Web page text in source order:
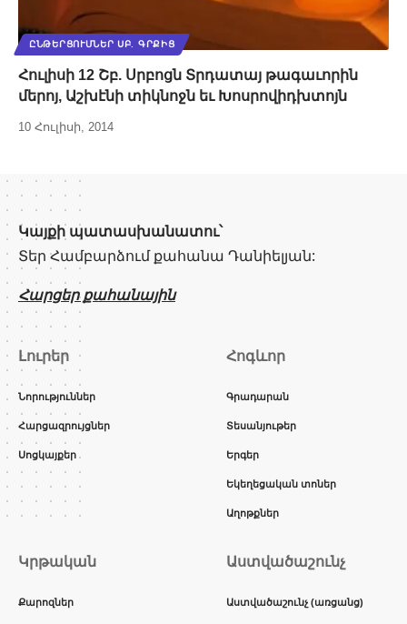
ԸՆԹԵՐՑՈՒՄՆԵՐ ՍԲ. ԳՐՔԻՑ
Հուլիսի 12 Շբ. Սրբոցն Տրդատայ թագաւորին
մերոյ, Աշխէնի տիկնոջն եւ Խոսրովիդխտոյն
10 Հուլիսի, 2014
Կայքի պատասխանատու՝
Տեր Համբարձում քահանա Դանիելյան:
Հարցեր քահանային
Լուրեր
Նորություններ
Հարցազրույցներ
Սոցկայքեր
Հոգևոր
Գրադարան
Տեսանյութեր
Երգեր
Եկեղեցական տոներ
Աղոթքներ
Կրթական
Քարոզներ
Աստվածաշունչ
Աստվածաշունչ (առցանց)